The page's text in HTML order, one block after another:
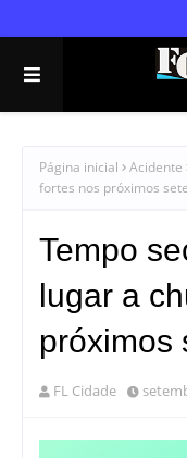
Página inicial Acidente
fortes nos próximos
Tempo
lugar a
próximos
FL Cidade